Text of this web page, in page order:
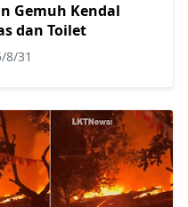
Gemuh Kendal
dan Toilet
8/31